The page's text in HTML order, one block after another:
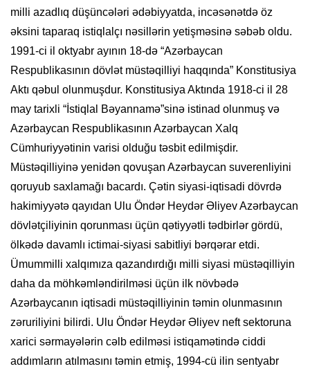
milli azadlıq düşüncələri ədəbiyyatda, incəsənətdə öz
əksini taparaq istiqlalçı nəsillərin yetişməsinə səbəb oldu.
1991-ci il oktyabr ayının 18-də “Azərbaycan
Respublikasının dövlət müstəqilliyi haqqında” Konstitusiya
Aktı qəbul olunmuşdur. Konstitusiya Aktında 1918-ci il 28
may tarixli “İstiqlal Bəyannamə”sinə istinad olunmuş və
Azərbaycan Respublikasının Azərbaycan Xalq
Cümhuriyyətinin varisi olduğu təsbit edilmişdir.
Müstəqilliyinə yenidən qovuşan Azərbaycan suverenliyini
qoruyub saxlamağı bacardı. Çətin siyasi-iqtisadi dövrdə
hakimiyyətə qayıdan Ulu Öndər Heydər Əliyev Azərbaycan
dövlətçiliyinin qorunması üçün qətiyyətli tədbirlər gördü,
ölkədə davamlı ictimai-siyasi sabitliyi bərqərar etdi.
Ümummilli xalqımıza qazandırdığı milli siyasi müstəqilliyin
daha da möhkəmləndirilməsi üçün ilk növbədə
Azərbaycanın iqtisadi müstəqilliyinin təmin olunmasının
zəruriliyini bilirdi. Ulu Öndər Heydər Əliyev neft sektoruna
xarici sərmayələrin cəlb edilməsi istiqamətində ciddi
addımların atılmasını təmin etmiş, 1994-cü ilin sentyabr